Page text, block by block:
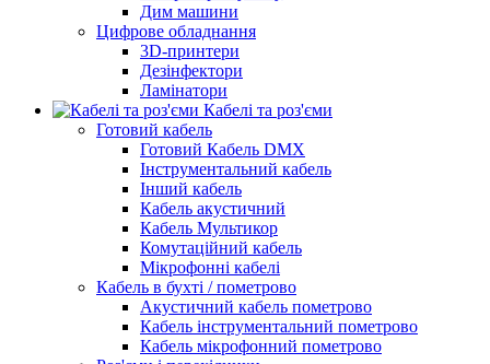
Дим машини
Цифрове обладнання
3D-принтери
Дезінфектори
Ламінатори
Кабелі та роз'єми
Готовий кабель
Готовий Кабель DMX
Інструментальний кабель
Інший кабель
Кабель акустичний
Кабель Мультикор
Комутаційний кабель
Мікрофонні кабелі
Кабель в бухті / пометрово
Акустичний кабель пометрово
Кабель інструментальний пометрово
Кабель мікрофонний пометрово